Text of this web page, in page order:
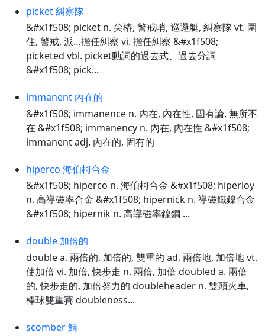
picket 糾察隊
&#x1f508; picket n. 尖樁, 警戒哨, 巡邏艇, 糾察隊 vt. 圍
住, 警戒, 派…擔任糾察 vi. 擔任糾察 &#x1f508;
picketed vbl. picket動詞的過去式、過去分詞
&#x1f508; pick...
immanent 內在的
&#x1f508; immanence n. 內在, 內在性, 固有論, 無所不
在 &#x1f508; immanency n. 內在, 內在性 &#x1f508;
immanent adj. 內在的, 固有的
hiperco 海伯柯合金
&#x1f508; hiperco n. 海伯柯合金 &#x1f508; hiperloy
n. 高導磁率合金 &#x1f508; hipernick n. 導磁鐵鎳合金
&#x1f508; hipernik n. 高導磁率鎳鋼 ...
double 加倍的
double a. 兩倍的, 加倍的, 雙重的 ad. 兩倍地, 加倍地 vt.
使加倍 vi. 加倍, 快步走 n. 兩倍, 加倍 doubled a. 兩倍
的, 快步走的, 加倍努力的 doubleheader n. 雙頭火車,
棒球雙重賽 doubleness...
scomber 鯖